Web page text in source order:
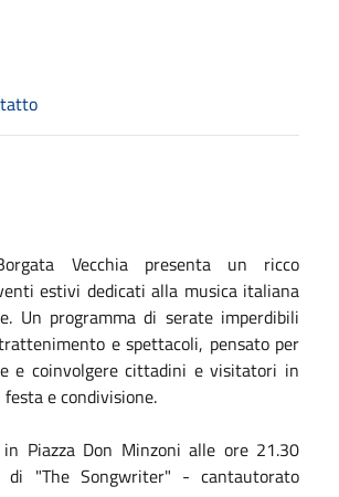
Vecchia presenta un ricco
estivi dedicati alla musica italiana
Un programma di serate imperdibili
e spettacoli, pensato per
e coinvolgere cittadini e visitatori in
festa e condivisione.
Piazza Don Minzoni alle ore 21.30
di "The Songwriter" - cantautorato